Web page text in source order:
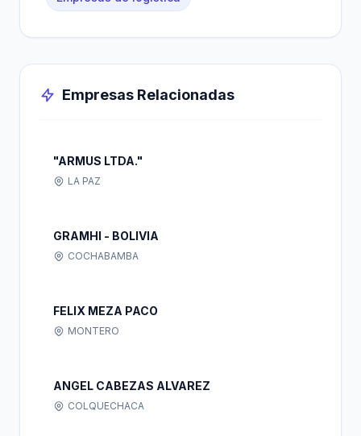
Empresas Relacionadas
"ARMUS LTDA."
LA PAZ
GRAMHI - BOLIVIA
COCHABAMBA
FELIX MEZA PACO
MONTERO
ANGEL CABEZAS ALVAREZ
COLQUECHACA